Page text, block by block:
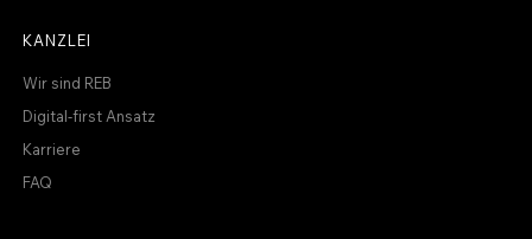
KANZLEI
Wir sind REB
Digital-first Ansatz
Karriere
FAQ